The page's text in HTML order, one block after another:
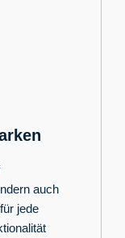
auch
jede